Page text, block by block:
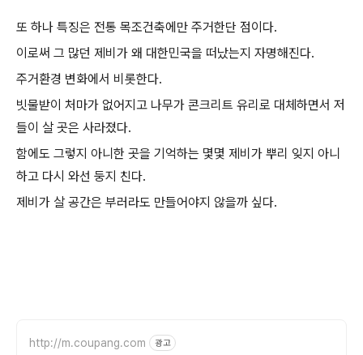
또 하나 특징은 전통 목조건축에만 주거한단 점이다.
이로써 그 많던 제비가 왜 대한민국을 떠났는지 자명해진다.
주거환경 변화에서 비롯한다.
빗물받이 처마가 없어지고 나무가 콘크리트 유리로 대체하면서 저
들이 살 곳은 사라졌다.
함에도 그렇지 아니한 곳을 기억하는 몇몇 제비가 뿌리 잊지 아니
하고 다시 와선 둥지 친다.
제비가 살 공간은 부러라도 만들어야지 않을까 싶다.
http://m.coupang.com 광고